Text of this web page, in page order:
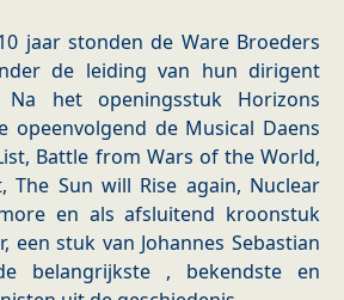
jaar stonden de Ware Broeders
de leiding van hun dirigent
Na het openingsstuk Horizons
opeenvolgend de Musical Daens
Battle from Wars of the World,
The Sun will Rise again, Nuclear
en als afsluitend kroonstuk
een stuk van Johannes Sebastian
belangrijkste , bekendste en